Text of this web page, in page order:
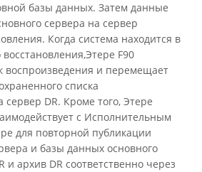
базы данных. Затем данные
сервера на сервер
Когда система находится в
F90
воспроизведения и перемещает
списка
сервер DR. Кроме того, Этере
с Исполнительным
для повторной публикации
и базы данных основного
и архив DR соответственно через